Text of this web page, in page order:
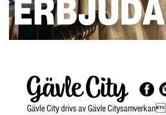
Gävle City drivs av Gävle Citysamverkan